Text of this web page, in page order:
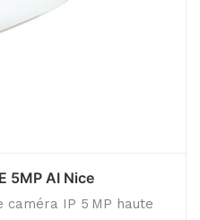
5MP AI Nice
caméra IP 5 MP haute